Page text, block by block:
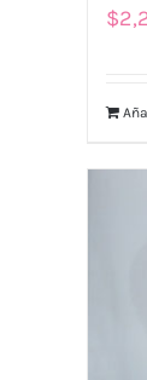
$